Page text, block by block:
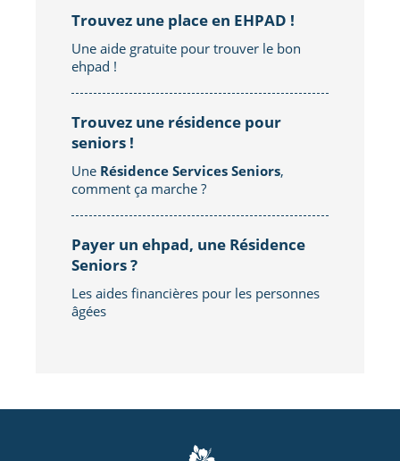
Trouvez une place en EHPAD !
Une aide gratuite pour trouver le bon
ehpad !
Trouvez une résidence pour
seniors !
Une Résidence Services Seniors,
comment ça marche ?
Payer un ehpad, une Résidence
Seniors ?
Les aides financières pour les personnes
âgées